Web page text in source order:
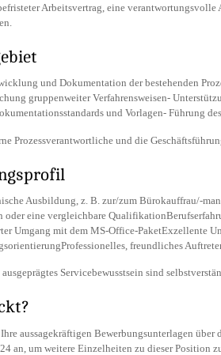
Arbeitsvertrag, eine verantwortungsvolle
und Dokumentation der bestehenden
gruppenweiter Verfahrensweisen-
und Vorlagen- Führung
Prozessverantwortliche und die
Ausbildung, z. B. zur/zum Bürokauffrau/-
eine vergleichbare
Umgang mit dem MS-Office-PaketExzellente
freundliches
Servicebewusstsein sind
aussagekräftigen Bewerbungsunterlagen über
an, um weitere Einzelheiten zu dieser Position